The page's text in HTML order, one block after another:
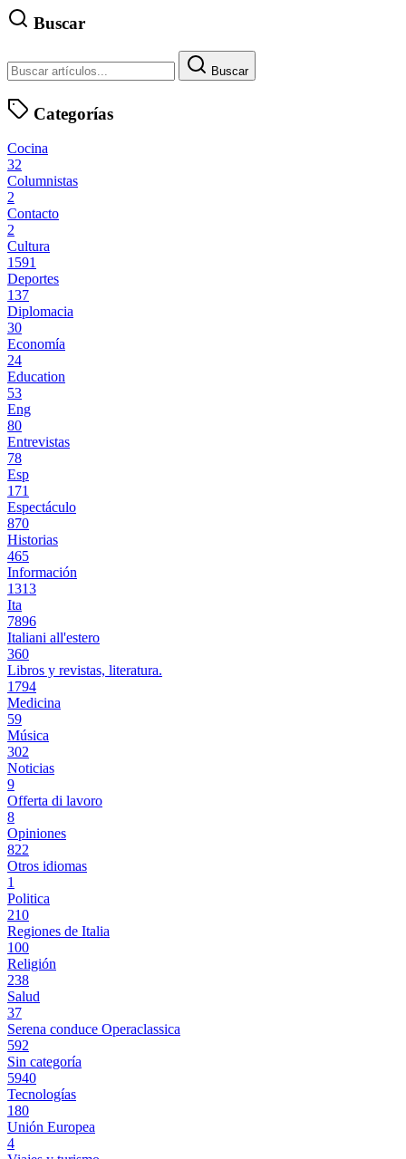
Buscar
Buscar
Categorías
Cocina
32
Columnistas
2
Contacto
2
Cultura
1591
Deportes
137
Diplomacia
30
Economía
24
Education
53
Eng
80
Entrevistas
78
Esp
171
Espectáculo
870
Historias
465
Información
1313
Ita
7896
Italiani all'estero
360
Libros y revistas, literatura.
1794
Medicina
59
Música
302
Noticias
9
Offerta di lavoro
8
Opiniones
822
Otros idiomas
1
Politica
210
Regiones de Italia
100
Religión
238
Salud
37
Serena conduce Operaclassica
592
Sin categoría
5940
Tecnologías
180
Unión Europea
4